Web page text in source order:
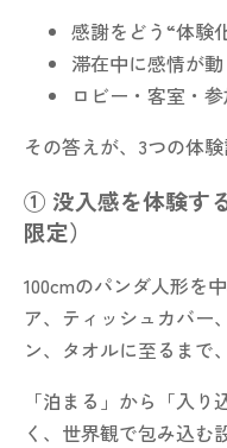
感謝をどう“体験
滞在中に感情が
ロビー・客室・
その答えが、3つの体験
① 没入感を体験す
限定）
100cmのパンダ人形を
ア、ティッシュカバー
ン、タオルに至るまで
「泊まる」から「入
く、世界観で包み込む